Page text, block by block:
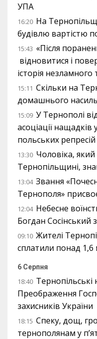
УПА
16:20 На
будівлю вартістю
15:43 «Після
відновитися і
історія
15:11 Скільки на
домашнього
15:09 У Тернополі
асоціації
польських репресій
13:30 Чоловіка, який
Тернопільщині,
13:04 Звання
Тернополя»
12:04 Небесне
Богдан
09:10 Жителі
сплатили понад 1,6
6 Серпня
18:40 Тернопільські
Преображення
захисників України
18:15 Спеку, дощ,
тернополянам у